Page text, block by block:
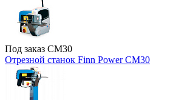
Под заказ CM30
Отрезной станок Finn Power CM30